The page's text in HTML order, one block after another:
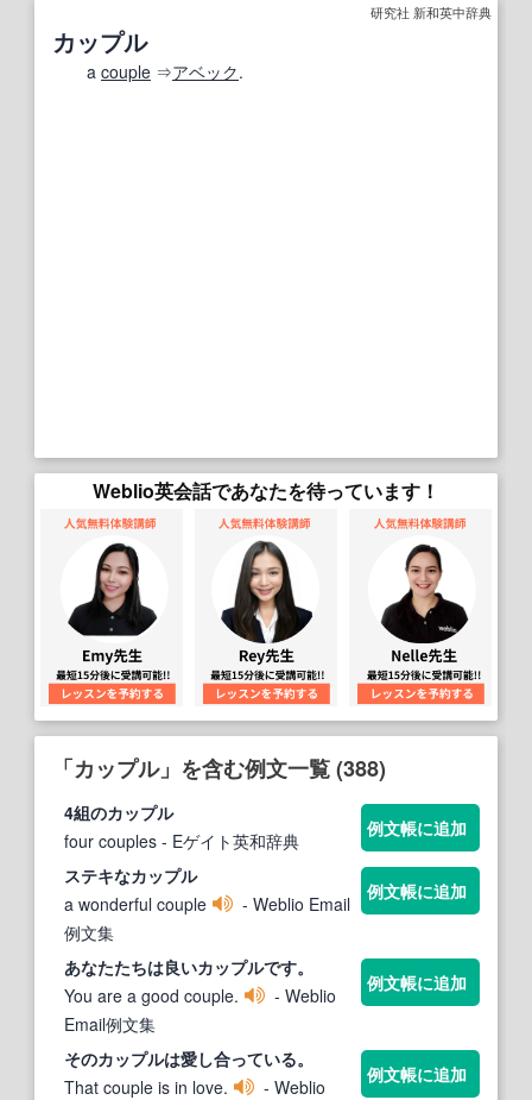
研究社 新和英中辞典
カップル
a couple ⇒アベック.
Weblio英会話であなたを待っています！
「カップル」を含む例文一覧 (388)
4組のカップル
four couples - Eゲイト英和辞典
例文帳に追加
ステキなカップル
a wonderful couple
- Weblio Email
例文集
例文帳に追加
あなたたちは良いカップルです。
You are a good couple.
- Weblio
Email例文集
例文帳に追加
そのカップルは愛し合っている。
That couple is in love.
- Weblio
例文帳に追加